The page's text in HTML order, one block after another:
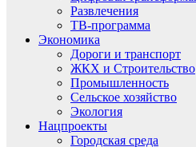
Развлечения
ТВ-программа
Экономика
Дороги и транспорт
ЖКХ и Строительство
Промышленность
Сельское хозяйство
Экология
Нацпроекты
Городская среда